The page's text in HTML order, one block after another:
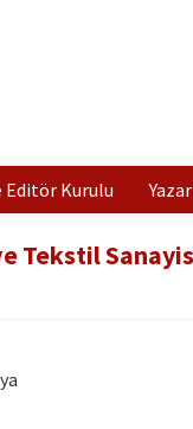
Editör Kurulu
Tekstil